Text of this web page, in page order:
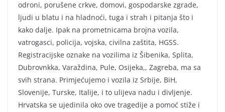
odroni, porušene crkve, domovi, gospodarske zgrade,
ljudi u blatu i na hladnoći, tuga i strah i pitanja što i
kako dalje. Ipak na prometnicama brojna vozila,
vatrogasci, policija, vojska, civilna zaštita, HGSS.
Registracijske oznake na vozilima iz Šibenika, Splita,
Dubrovnkka, Varaždina, Pule, Osijeka,, Zagreba, ma sa
svih strana. Primjećujemo i vozila iz Srbije, BiH,
Slovenije, Turske, Italije, i to ulijeva nadu i divljenje.
Hrvatska se ujedinila oko ove tragedije a pomoć stiže i